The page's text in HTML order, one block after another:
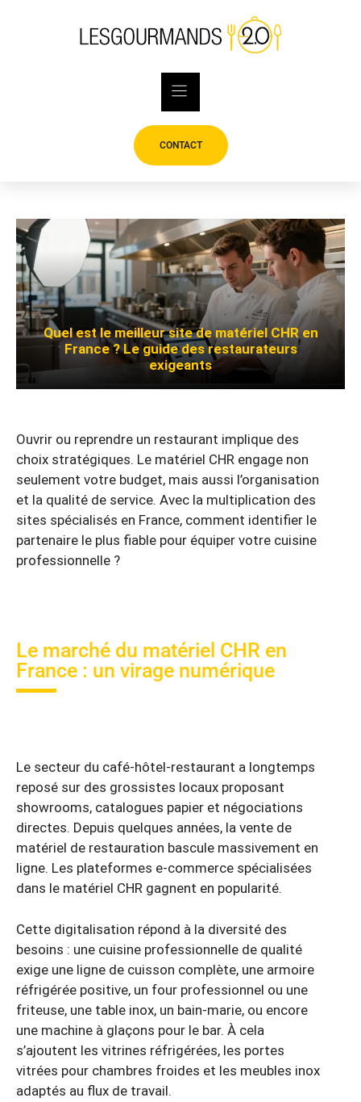
CONTACT
Quel est le meilleur site de matériel CHR en
France ? Le guide des restaurateurs
exigeants
Ouvrir ou reprendre un restaurant implique des
choix stratégiques. Le matériel CHR engage non
seulement votre budget, mais aussi l’organisation
et la qualité de service. Avec la multiplication des
sites spécialisés en France, comment identifier le
partenaire le plus fiable pour équiper votre cuisine
professionnelle ?
Le marché du matériel CHR en
France : un virage numérique
Le secteur du café-hôtel-restaurant a longtemps
reposé sur des grossistes locaux proposant
showrooms, catalogues papier et négociations
directes. Depuis quelques années, la vente de
matériel de restauration bascule massivement en
ligne. Les plateformes e-commerce spécialisées
dans le matériel CHR gagnent en popularité.
Cette digitalisation répond à la diversité des
besoins : une cuisine professionnelle de qualité
exige une ligne de cuisson complète, une armoire
réfrigérée positive, un four professionnel ou une
friteuse, une table inox, un bain-marie, ou encore
une machine à glaçons pour le bar. À cela
s’ajoutent les vitrines réfrigérées, les portes
vitrées pour chambres froides et les meubles inox
adaptés au flux de travail.